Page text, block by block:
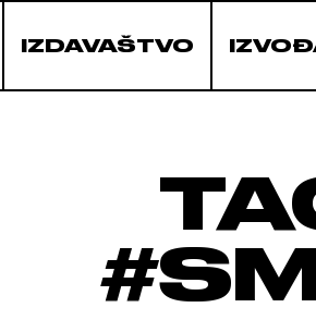
IZDAVAŠTVO